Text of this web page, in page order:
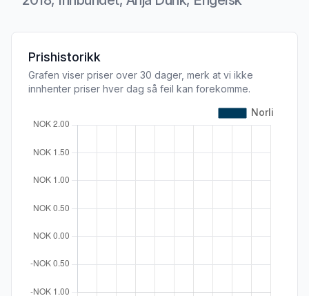
Produktbeskrivelse
Prishistorikk
Grafen viser priser over 30 dager, merk at vi ikke
innhenter priser hver dag så feil kan forekomme.